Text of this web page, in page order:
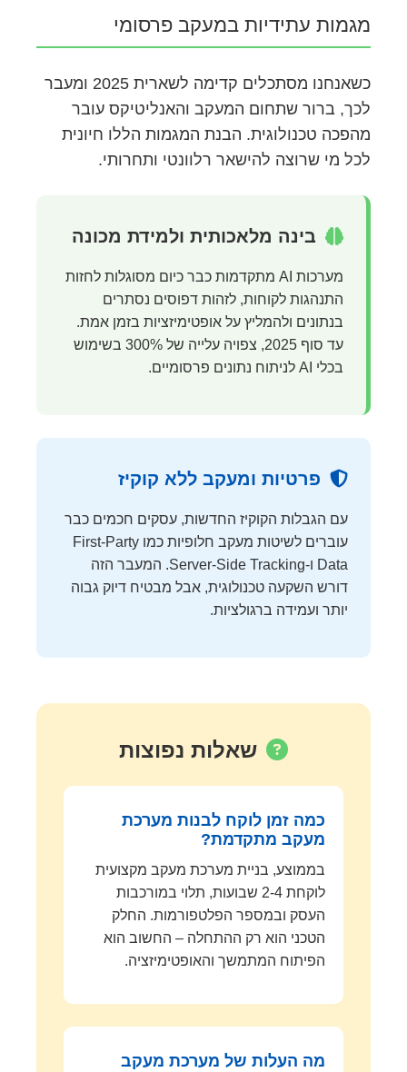
מגמות עתידיות במעקב פרסומי
כשאנחנו מסתכלים קדימה לשארית 2025 ומעבר
לכך, ברור שתחום המעקב והאנליטיקס עובר
מהפכה טכנולוגית. הבנת המגמות הללו חיונית
לכל מי שרוצה להישאר רלוונטי ותחרותי.
בינה מלאכותית ולמידת מכונה
מערכות AI מתקדמות כבר כיום מסוגלות לחזות
התנהגות לקוחות, לזהות דפוסים נסתרים
בנתונים ולהמליץ על אופטימיזציות בזמן אמת.
עד סוף 2025, צפויה עלייה של 300% בשימוש
בכלי AI לניתוח נתונים פרסומיים.
פרטיות ומעקב ללא קוקיז
עם הגבלות הקוקיז החדשות, עסקים חכמים כבר
עוברים לשיטות מעקב חלופיות כמו First-Party
Data ו-Server-Side Tracking. המעבר הזה
דורש השקעה טכנולוגית, אבל מבטיח דיוק גבוה
יותר ועמידה ברגולציות.
שאלות נפוצות
כמה זמן לוקח לבנות מערכת
מעקב מתקדמת?
בממוצע, בניית מערכת מעקב מקצועית
לוקחת 2-4 שבועות, תלוי במורכבות
העסק ובמספר הפלטפורמות. החלק
הטכני הוא רק ההתחלה – החשוב הוא
הפיתוח המתמשך והאופטימיזציה.
מה העלות של מערכת מעקב